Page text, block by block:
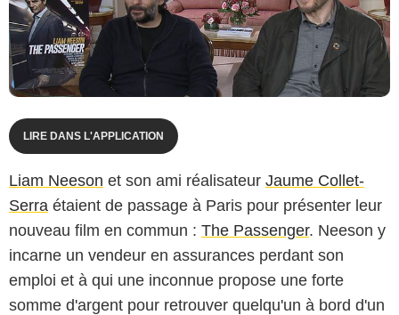
LIRE DANS L'APPLICATION
Liam Neeson et son ami réalisateur Jaume Collet-
Serra étaient de passage à Paris pour présenter leur
nouveau film en commun : The Passenger. Neeson y
incarne un vendeur en assurances perdant son
emploi et à qui une inconnue propose une forte
somme d'argent pour retrouver quelqu'un à bord d'un